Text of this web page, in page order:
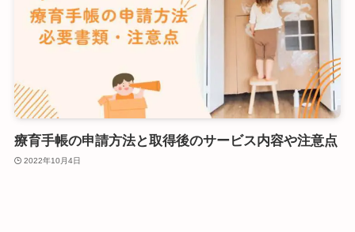
療育手帳の申請方法と取得後のサービス内容や注意点
2022年10月4日